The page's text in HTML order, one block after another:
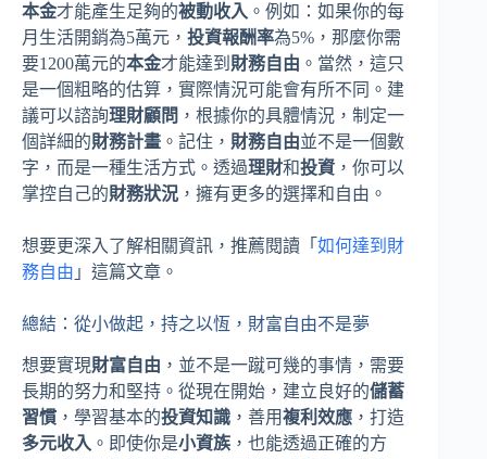
本金才能產生足夠的被動收入 。例如：如果你的每
月生活開銷為5萬元， 投資報酬率為5%，那麼你需
要1200萬元的本金才能達到 財務自由 。當然，這只
是一個粗略的估算，實際情況可能會有所不同。建
議可以諮詢理財顧問 ，根據你的具體情況，制定一
個詳細的財務計畫 。記住， 財務自由並不是一個數
字，而是一種生活方式。透過理財和投資 ，你可以
掌控自己的財務狀況 ，擁有更多的選擇和自由。
想要更深入了解相關資訊，推薦閱讀「 如何達到財
務自由 」這篇文章。
總結：從小做起，持之以恆，財富自由不是夢
想要實現財富自由 ，並不是一蹴可幾的事情，需要
長期的努力和堅持。從現在開始，建立良好的儲蓄
習慣 ，學習基本的投資知識 ，善用複利效應 ，打造
多元收入 。即使你是小資族 ，也能透過正確的方